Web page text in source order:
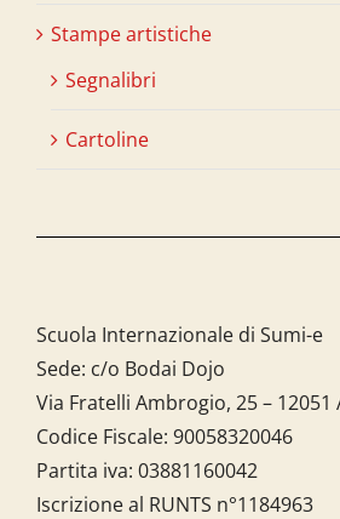
Stampe artistiche
Segnalibri
Cartoline
Scuola Internazionale di Sumi-e
Sede: c/o Bodai Dojo
Via Fratelli Ambrogio, 25 – 12051
Codice Fiscale: 90058320046
Partita iva: 03881160042
Iscrizione al RUNTS n°1184963